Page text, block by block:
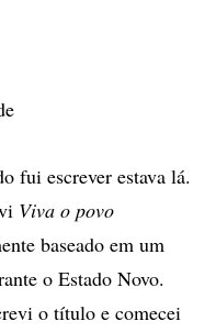
fui escrever estava lá.
Viva o povo
baseado em um
o Estado Novo.
o título e comecei